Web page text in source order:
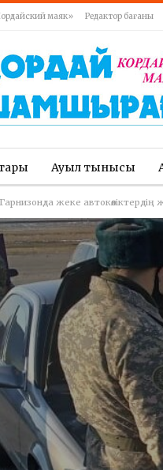
маяк» Редактор бағаны
Ауыл тынысы
Гарнизонда жеке автокөліктердің